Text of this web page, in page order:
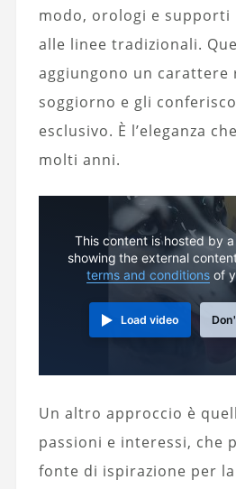
modo, orologi e
alle linee tradizionali.
aggiungono un carattere
soggiorno e gli
esclusivo. È l’eleganza
molti anni.
This content is hosted by
showing the external
terms and conditions of
Load video
Un altro approccio è
passioni e interessi, che
fonte di ispirazione per